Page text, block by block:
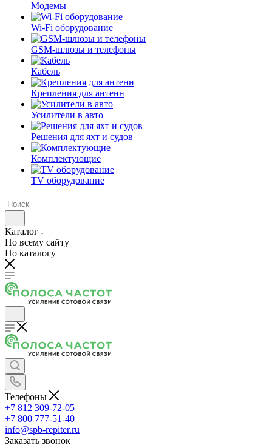
Модемы
Wi-Fi оборудование
GSM-шлюзы и телефоны
Кабель
Крепления для антенн
Усилители в авто
Решения для яхт и судов
Комплектующие
TV оборудование
Каталог
По всему сайту
По каталогу
Телефоны
+7 812 309-72-05
+7 800 777-51-40
info@spb-repiter.ru
Заказать звонок